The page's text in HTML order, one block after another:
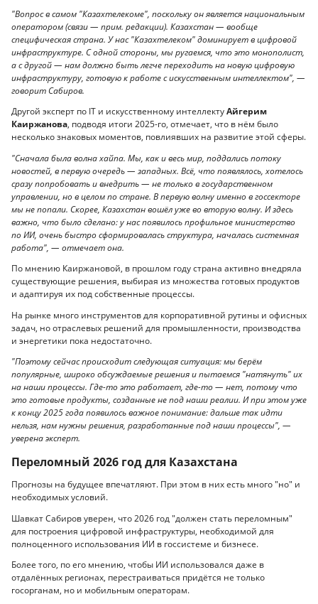
"Вопрос в самом "Казахтелекоме", поскольку он является национальным
оператором (связи — прим. редакции). Казахстан — вообще
специфическая страна. У нас "Казахтелеком" доминирует в цифровой
инфраструктуре. С одной стороны, мы ругаемся, что это монополист,
а с другой — нам должно быть легче переходить на новую цифровую
инфраструктуру, готовую к работе с искусственным интеллектом", —
говорит Сабиров.
Другой эксперт по IT и искусственному интеллектуАйгерим
Каиржанова, подводя итоги 2025-го, отмечает, что в нём было
несколько знаковых моментов, повлиявших на развитие этой сферы.
"Сначала была волна хайпа. Мы, как и весь мир, поддались потоку
новостей, в первую очередь — западных. Всё, что появлялось, хотелось
сразу попробовать и внедрить — не только в государственном
управлении, но в целом по стране. В первую волну именно в госсекторе
мы не попали. Скорее, Казахстан вошёл уже во вторую волну. И здесь
важно, что было сделано: у нас появилось профильное министерство
по ИИ, очень быстро сформировалась структура, началась системная
работа", — отмечает она.
По мнению Каиржановой, в прошлом году страна активно внедряла
существующие решения, выбирая из множества готовых продуктов
и адаптируя их под собственные процессы.
На рынке много инструментов для корпоративной рутины и офисных
задач, но отраслевых решений для промышленности, производства
и энергетики пока недостаточно.
"Поэтому сейчас происходит следующая ситуация: мы берём
популярные, широко обсуждаемые решения и пытаемся "натянуть" их
на наши процессы. Где-то это работает, где-то — нет, потому что
это готовые продукты, созданные не под наши реалии. И при этом уже
к концу 2025 года появилось важное понимание: дальше так идти
нельзя, нам нужны решения, разработанные под наши процессы", —
уверена эксперт.
Переломный 2026 год для Казахстана
Прогнозы на будущее впечатляют. При этом в них есть много "но" и
необходимых условий.
Шавкат Сабиров уверен, что 2026 год "должен стать переломным"
для построения цифровой инфраструктуры, необходимой для
полноценного использования ИИ в госсистеме и бизнесе.
Более того, по его мнению, чтобы ИИ использовался даже в
отдалённых регионах, перестраиваться придётся не только
госорганам, но и мобильным операторам.